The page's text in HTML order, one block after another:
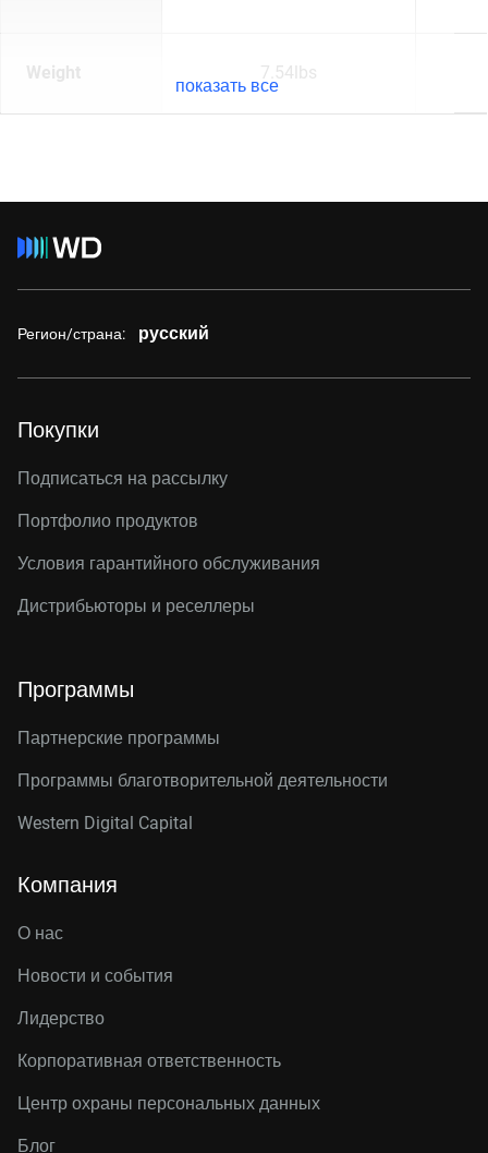
Weight 7.54lbs
показать все
Регион/страна: русский
Покупки
Подписаться на рассылку
Портфолио продуктов
Условия гарантийного обслуживания
Дистрибьюторы и реселлеры
Программы
Партнерские программы
Программы благотворительной деятельности
Western Digital Capital
Компания
О нас
Новости и события
Лидерство
Корпоративная ответственность
Центр охраны персональных данных
Блог